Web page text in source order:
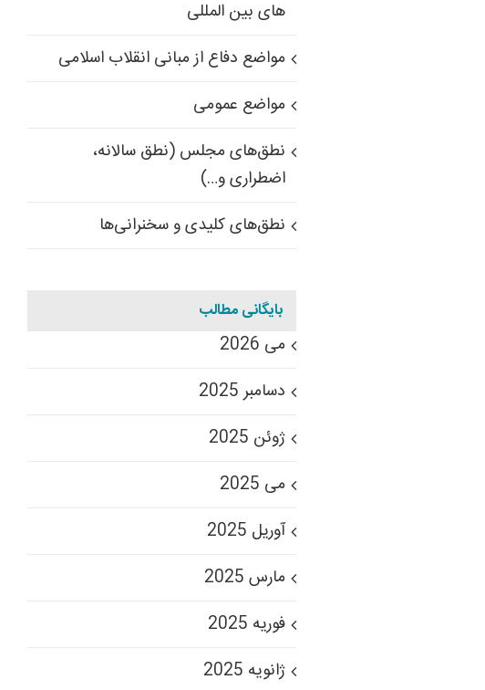
های بین المللی
مواضع دفاع از مبانی انقلاب اسلامی
مواضع عمومی
نطق‌های مجلس (نطق سالانه،
اضطراری و…)
نطق‌های کلیدی و سخنرانی‌ها
بایگانی مطالب
می 2026
دسامبر 2025
ژوئن 2025
می 2025
آوریل 2025
مارس 2025
فوریه 2025
ژانویه 2025